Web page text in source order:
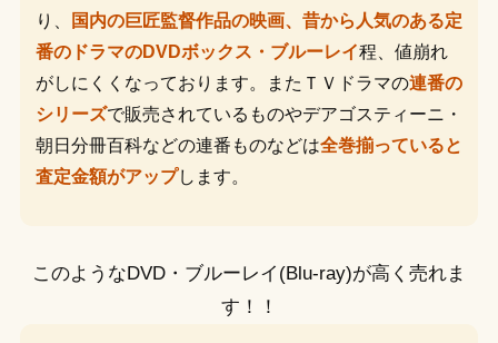
り、
国内の巨匠監督作品の映画、昔から人気のある定
番のドラマのDVDボックス・ブルーレイ程、値崩れ
がしにくくなっております。またＴＶドラマの連番の
シリーズで販売されているものやデアゴスティーニ・
朝日分冊百科などの連番ものなどは全巻揃っていると
査定金額がアップします。
このようなDVD・ブルーレイ(Blu-ray)が高く売れま
す！！